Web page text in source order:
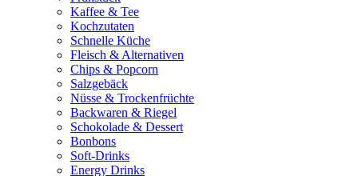
Kaffee & Tee
Kochzutaten
Schnelle Küche
Fleisch & Alternativen
Chips & Popcorn
Salzgebäck
Nüsse & Trockenfrüchte
Backwaren & Riegel
Schokolade & Dessert
Bonbons
Soft-Drinks
Energy Drinks